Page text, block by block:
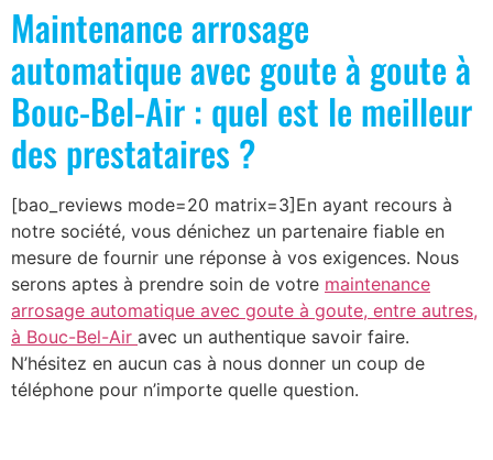
Maintenance arrosage
automatique avec goute à goute à
Bouc-Bel-Air : quel est le meilleur
des prestataires ?
[bao_reviews mode=20 matrix=3]En ayant recours à
notre société, vous dénichez un partenaire fiable en
mesure de fournir une réponse à vos exigences. Nous
serons aptes à prendre soin de votre maintenance
arrosage automatique avec goute à goute, entre autres,
à Bouc-Bel-Air avec un authentique savoir faire.
N’hésitez en aucun cas à nous donner un coup de
téléphone pour n’importe quelle question.